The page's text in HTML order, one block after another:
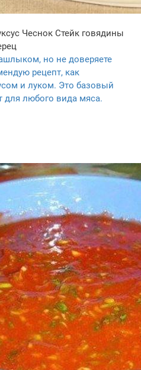
Чеснок Стейк говядины
но не доверяете
рецепт, как
и луком. Это базовый
для любого вида мяса.